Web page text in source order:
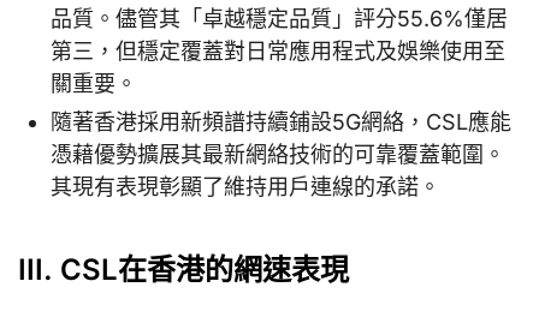
品質。儘管其「卓越穩定品質」評分55.6%僅居
第三，但穩定覆蓋對日常應用程式及娛樂使用至
關重要。
隨著香港採用新頻譜持續鋪設5G網絡，CSL應能
憑藉優勢擴展其最新網絡技術的可靠覆蓋範圍。
其現有表現彰顯了維持用戶連線的承諾。
III. CSL在香港的網速表現